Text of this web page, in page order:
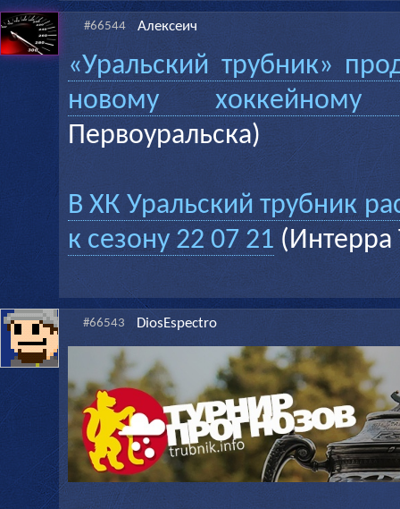
#66544 Алексеич
«Уральский трубник»
новому хоккейному
Первоуральска)
В ХК Уральский трубник
к сезону 22 07 21(Интерра
#66543 DiosEspectro